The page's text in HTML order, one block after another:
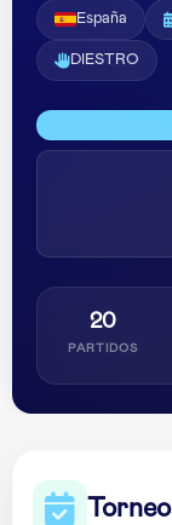
España
DIESTRO
20
PARTIDOS